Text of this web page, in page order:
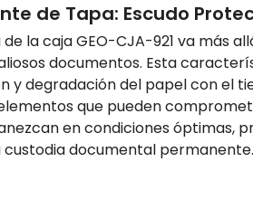
de Tapa: Escudo
de la caja GEO-CJA-921 va más
documentos. Esta
y degradación del papel con el
que pueden
en condiciones óptimas,
documental permanente.